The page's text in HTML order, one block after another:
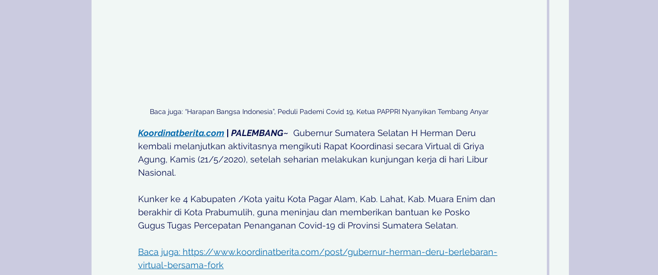
Baca juga: “Harapan Bangsa Indonesia”, Peduli Pademi Covid 19, Ketua PAPPRI Nyanyikan Tembang Anyar
Koordinatberita.com | PALEMBANG~
  Gubernur Sumatera Selatan H Herman Deru
kembali melanjutkan aktivitasnya mengikuti Rapat Koordinasi secara Virtual di Griya
Agung, Kamis (21/5/2020), setelah seharian melakukan kunjungan kerja di hari Libur
Nasional.
Kunker ke 4 Kabupaten /Kota yaitu Kota Pagar Alam, Kab. Lahat, Kab. Muara Enim dan
berakhir di Kota Prabumulih, guna meninjau dan memberikan bantuan ke Posko
Gugus Tugas Percepatan Penanganan Covid-19 di Provinsi Sumatera Selatan.
Baca juga: https://www.koordinatberita.com/post/gubernur-herman-deru-berlebaran-
virtual-bersama-fork